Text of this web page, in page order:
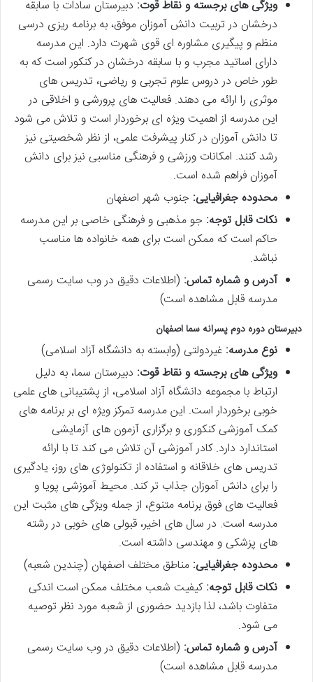
ویژگی های برجسته و نقاط قوت: دبیرستان سادات با سابقه
درخشان در تربیت دانش آموزان موفق، به برنامه ریزی درسی
منظم و پیگیری مشاوره ای قوی شهرت دارد. این مدرسه
دارای اساتید مجرب و با سابقه درخشان در کنکور است که به
طور خاص در دروس علوم تجربی و ریاضی، تدریس های
موثری را ارائه می دهند. فعالیت های پرورشی و اخلاقی در
این مدرسه از اهمیت ویژه ای برخوردار است و تلاش می شود
تا دانش آموزان در کنار پیشرفت علمی، از نظر شخصیتی نیز
رشد کنند. امکانات ورزشی و فرهنگی مناسبی نیز برای دانش
آموزان فراهم شده است.
محدوده جغرافیایی: جنوب شهر اصفهان
نکات قابل توجه: جو مذهبی و فرهنگی خاصی بر این مدرسه
حاکم است که ممکن است برای همه خانواده ها مناسب
نباشد.
آدرس و شماره تماس: (اطلاعات دقیق در وب سایت رسمی
مدرسه قابل مشاهده است)
دبیرستان دوره دوم پسرانه سما اصفهان
نوع مدرسه: غیردولتی (وابسته به دانشگاه آزاد اسلامی)
ویژگی های برجسته و نقاط قوت: دبیرستان سما، به دلیل
ارتباط با مجموعه دانشگاه آزاد اسلامی، از پشتیبانی های علمی
خوبی برخوردار است. این مدرسه تمرکز ویژه ای بر برنامه های
کمک آموزشی کنکوری و برگزاری آزمون های آزمایشی
استاندارد دارد. کادر آموزشی آن تلاش می کند تا با ارائه
تدریس های خلاقانه و استفاده از تکنولوژی های روز، یادگیری
را برای دانش آموزان جذاب تر کند. محیط آموزشی پویا و
فعالیت های فوق برنامه متنوع، از جمله ویژگی های مثبت این
مدرسه است. در سال های اخیر، قبولی های خوبی در رشته
های پزشکی و مهندسی داشته است.
محدوده جغرافیایی: مناطق مختلف اصفهان (چندین شعبه)
نکات قابل توجه:کیفیت شعب مختلف ممکن است اندکی
متفاوت باشد، لذا بازدید حضوری از شعبه مورد نظر توصیه
می شود.
آدرس و شماره تماس: (اطلاعات دقیق در وب سایت رسمی
مدرسه قابل مشاهده است)